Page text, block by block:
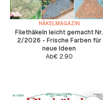
HÄKELMAGAZIN
Filethäkeln leicht gemacht Nr.
2/2026 - Frische Farben für
neue Ideen
Ab€2.90